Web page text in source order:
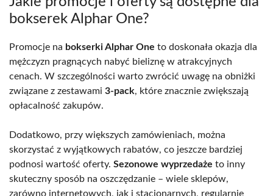
bokserek Alphar One?
Promocje na bokserki Alphar One to doskonała okazja dla
mężczyzn pragnących nabyć bieliznę w atrakcyjnych
cenach. W szczególności warto zwrócić uwagę na obniżki
związane z zestawami 3-pack, które znacznie zwiększają
opłacalność zakupów.
Dodatkowo, przy większych zamówieniach, można
skorzystać z wyjątkowych rabatów, co jeszcze bardziej
podnosi wartość oferty. Sezonowe wyprzedaże to inny
skuteczny sposób na oszczędzanie – wiele sklepów,
zarówno internetowych, jak i stacjonarnych, regularnie